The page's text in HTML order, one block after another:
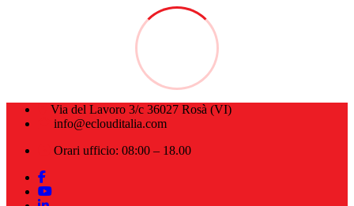
Via del Lavoro 3/c 36027 Rosà (VI)
info@eclouditalia.com
Orari ufficio: 08:00 – 18.00